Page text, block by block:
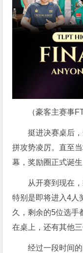
（豪客主赛事FT
挺进决赛桌后
拼攻势凌厉。直至
幕，奖励圈正式诞生
从开赛到现在
特别是即将进入4人
久，剩余的5位选手
在桌上，还有其他三
经过一段时间